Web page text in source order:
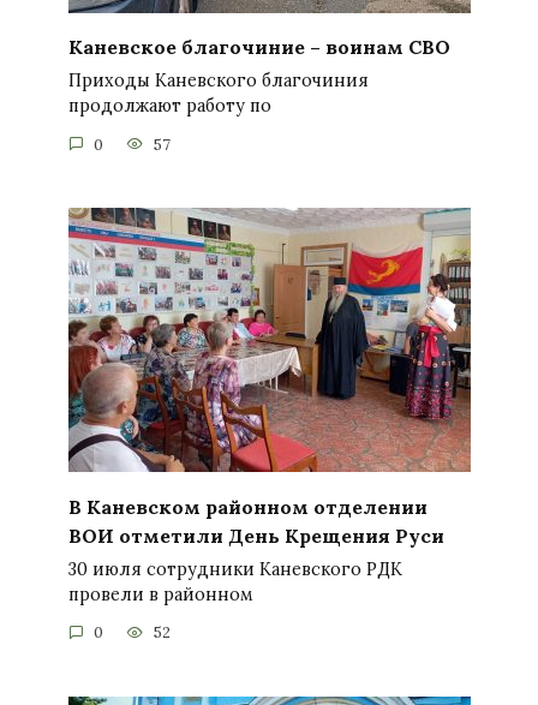
Каневское благочиние – воинам СВО
Приходы Каневского благочиния
продолжают работу по
0 57
В Каневском районном отделении
ВОИ отметили День Крещения Руси
30 июля сотрудники Каневского РДК
провели в районном
0 52